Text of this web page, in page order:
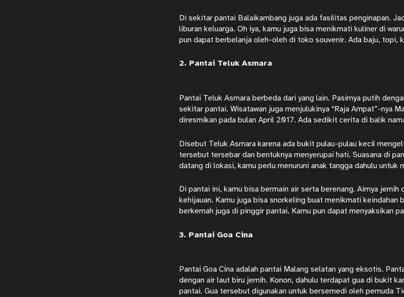
Di sekitar pantai Balaikambang juga ada fasilitas penginapan.
liburan keluarga. Oh iya, kamu juga bisa menikmati kuliner di
pun dapat berbelanja oleh-oleh di toko souvenir. Ada baju, topi,
2. Pantai Teluk Asmara
Pantai Teluk Asmara berbeda dari yang lain. Pasirnya putih
sekitar pantai. Wisatawan juga menjulukinya “Raja Ampat”-nya
diresmikan pada bulan April 2017. Ada sedikit cerita di balik
Disebut Teluk Asmara karena ada bukit pulau-pulau kecil
tersebut tersebar dan bentuknya menyerupai hati. Suasana di
datang di lokasi, kamu perlu menuruni anak tangga dahulu untuk
Di pantai ini, kamu bisa bermain air serta berenang. Airnya jernih
kehijauan. Kamu juga bisa snorkeling buat menikmati keindahan
berkemah juga di pinggir pantai. Kamu pun dapat menyaksikan
3. Pantai Goa Cina
Pantai Goa Cina adalah pantai Malang selatan yang eksotis.
dengan air laut biru jernih. Konon, dahulu terdapat gua di bukit
pantai. Gua tersebut digunakan untuk bersemedi oleh pemuda